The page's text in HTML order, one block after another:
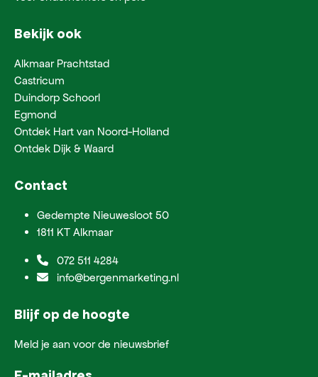
Bekijk ook
Alkmaar Prachtstad
Castricum
Duindorp Schoorl
Egmond
Ontdek Hart van Noord-Holland
Ontdek Dijk & Waard
Contact
Gedempte Nieuwesloot 50
1811 KT Alkmaar
072 511 4284
info@bergenmarketing.nl
Blijf op de hoogte
Meld je aan voor de nieuwsbrief